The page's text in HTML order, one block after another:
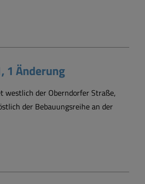
1 Änderung
westlich der Oberndorfer Straße,
der Bebauungsreihe an der